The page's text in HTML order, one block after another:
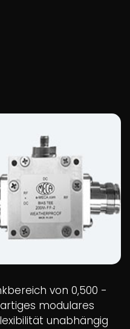
von 0,500 -
modulares
unabhängig